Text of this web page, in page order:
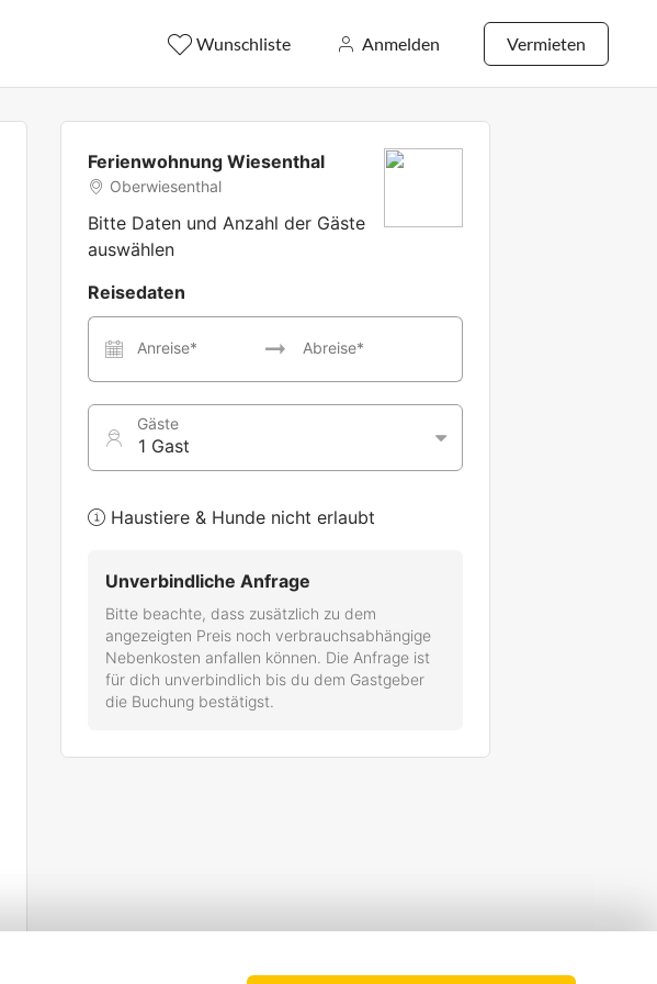
Wunschliste Anmelden Vermieten
Ferienwohnung Wiesenthal
Oberwiesenthal
Bitte Daten und Anzahl der Gäste
auswählen
Reisedaten
Anreise* Abreise*
Gäste
1 Gast
Haustiere & Hunde nicht erlaubt
Unverbindliche Anfrage
Bitte beachte, dass zusätzlich zu dem
angezeigten Preis noch verbrauchsabhängige
Nebenkosten anfallen können. Die Anfrage ist
für dich unverbindlich bis du dem Gastgeber
die Buchung bestätigst.